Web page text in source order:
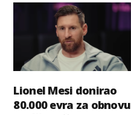
Lionel Mesi donirao
80.000 evra za obnovu